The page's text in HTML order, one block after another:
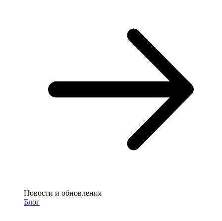
Новости и обновления
Блог